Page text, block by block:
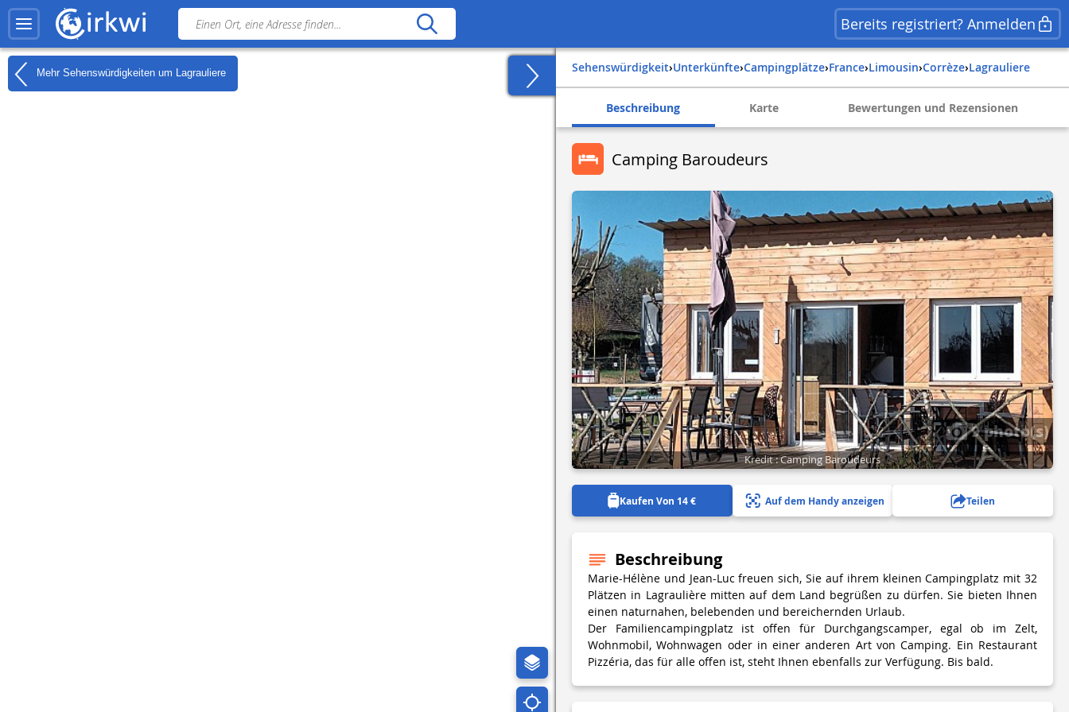
Bereits registriert? Anmelden
Mehr Sehenswürdigkeiten um Lagrauliere Sehenswürdigkeit› Unterkünfte› Campingplätze› france› limousin› corrèze› lagrauliere
Beschreibung Karte Bewertungen und Rezensionen
Camping Baroudeurs
9 photo(s)
Kredit : Camping Baroudeurs
Kaufen Von 14 € Auf dem Handy anzeigen Teilen
Beschreibung
Marie-Hélène und Jean-Luc freuen sich, Sie auf ihrem kleinen Campingplatz mit 32
Plätzen in Lagraulière mitten auf dem Land begrüßen zu dürfen. Sie bieten Ihnen
einen naturnahen, belebenden und bereichernden Urlaub.
Der Familiencampingplatz ist offen für Durchgangscamper, egal ob im Zelt,
Wohnmobil, Wohnwagen oder in einer anderen Art von Camping. Ein Restaurant
Pizzéria, das für alle offen ist, steht Ihnen ebenfalls zur Verfügung. Bis bald.